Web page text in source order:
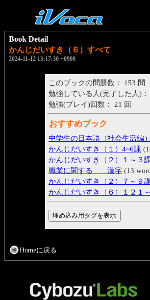
Book Detail
かんじだいすき（６）すべて
2024-11-12 13:17:30 +0900
このブックの問題数： 153 問
勉強している人(完了した人)
勉強(プレイ)回数： 21 回
おすすめブック
中学生の日本語（社会生活編
かんじだいすき（１）4~6課
かんじだいすき（２）１～３
職業に関する 漢字 (13
かんじだいすき（２）７～９
かんじだいすき（６）１２１
Homeに戻る